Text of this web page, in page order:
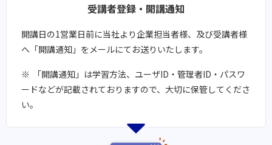
受講者登録・開講通知​​
開講日の1営業日前に当社より企業担当者様、及び受講者様
へ「開講通知」をメールにてお送りいたします。
「開講通知」は学習方法、ユーザID・管理者ID・パスワ
ードなどが記載されておりますので、大切に保管してくださ
い。